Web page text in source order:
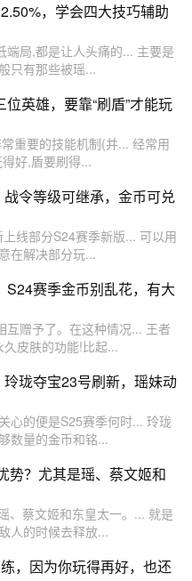
，学会四大技巧辅助
端局,都是让人头痛的... 主要是
只有那些被瑶...
英雄，要靠“刷盾”才能玩
重要的技能机制(并... 经常用
好,盾要刷得...
令等级可继承，金币可兑
线部分S24赛季新版... 可以用
在解决部分玩...
赛季金币别乱花，有大
互赠予了。在这种情况... 王者
皮肤的功能!比起...
珑夺宝23号刷新，瑶妹动
心的便是S25赛季何时... 玲珑
数量的金币和铭...
势？尤其是瑶、蔡文姬和
、蔡文姬和东皇太一。... 就是
人的时候去释放...
，因为你玩得再好，也还